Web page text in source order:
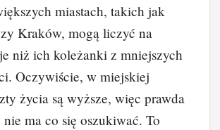
miastach, takich jak
Kraków, mogą liczyć na
niż ich koleżanki z mniejszych
Oczywiście, w miejskiej
życia są wyższe, więc prawda
nie ma co się oszukiwać. To